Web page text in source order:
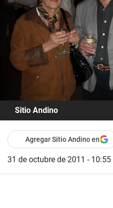
Sitio Andino
Agregar Sitio Andino en
31 de octubre de 2011 - 10:55